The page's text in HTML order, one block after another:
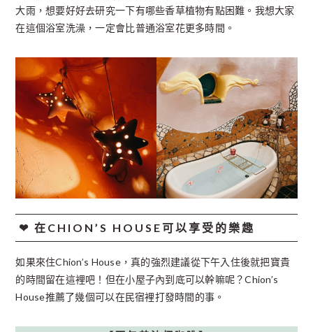
大雨，想要好好去研究一下有哪些香草植物有點困難。我想大家
在這個浴室洗澡，一定會比普通浴室花更多時間。
❤︎ 在CHION’S HOUSE可以享受的樂趣
如果來住Chion’s House，真的強烈建議從下午入住後就把寶貴
的時間留在這裡吧！但在小屋子內到底可以幹嘛呢？Chion’s
House推薦了幾個可以在民宿裡打發時間的事。